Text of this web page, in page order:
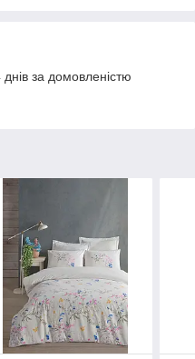
за домовленістю